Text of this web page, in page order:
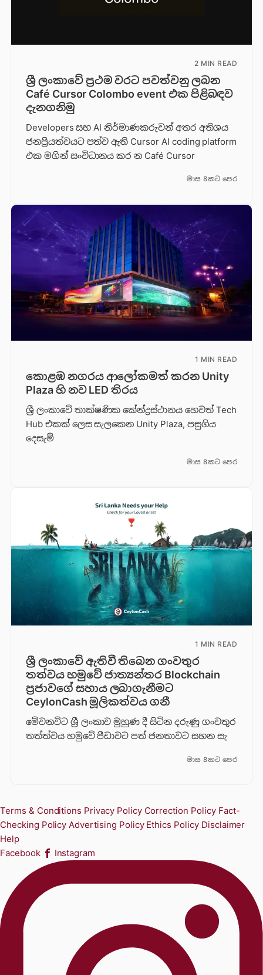
2 MIN READ
ශ්‍රී ලංකාවේ ප්‍රථම වරට පවත්වනු ලබන
Café Cursor Colombo event එක පිළිබඳව
දැනගනිමු
Developers සහ AI නිර්මාණකරුවන් අතර අතිශය
ජනප්‍රියත්වයට පත්ව ඇති Cursor AI coding platform
එක මගින් සංවිධානය කර න Café Cursor
මාස 8කට පෙර
1 MIN READ
කොළඹ නගරය ආලෝකමත් කරන Unity
Plaza හි නව LED තිරය
ශ්‍රී ලංකාවේ තාක්ෂණික කේන්ද්‍රස්ථානය හෙවත් Tech
Hub එකක් ලෙස සැලකෙන Unity Plaza, පසුගිය
දෙසැම්
මාස 8කට පෙර
1 MIN READ
ශ්‍රී ලංකාවේ ඇතිවී තිබෙන ගංවතුර
තත්වය හමුවේ ජාත්‍යන්තර Blockchain
ප්‍රජාවගේ සහාය ලබාගැනීමට
CeylonCash මූලිකත්වය ග​නී
මේවනවිට ශ්‍රී ලංකාව මුහුණ දී සිටින දරුණු ගංවතුර
තත්ත්වය හමුවේ පීඩාවට පත් ජනතාවට සහන සැ
මාස 8කට පෙර
Terms & Conditions Privacy Policy Correction Policy Fact-
Checking Policy Advertising Policy Ethics Policy Disclaimer
Help
Facebook
Instagram